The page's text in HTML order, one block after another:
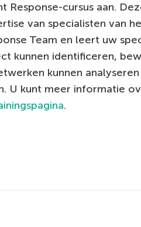
Response-cursus aan.
van specialisten van
Team en leert uw
kunnen identificeren,
kunnen analyseren
U kunt meer informatie
.